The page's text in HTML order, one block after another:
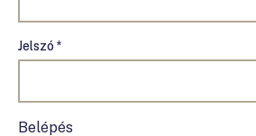
Jelszó *
Belépés